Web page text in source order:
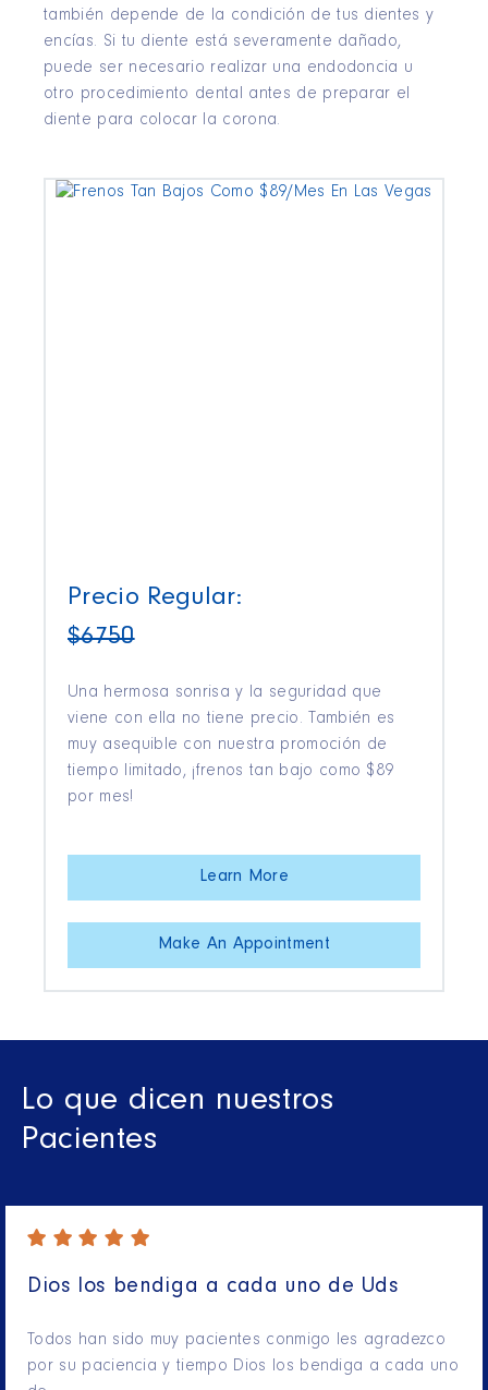
también depende de la condición de tus dientes y
encías. Si tu diente está severamente dañado,
puede ser necesario realizar una endodoncia u
otro procedimiento dental antes de preparar el
diente para colocar la corona.
Precio Regular:
$6750
Una hermosa sonrisa y la seguridad que
viene con ella no tiene precio. También es
muy asequible con nuestra promoción de
tiempo limitado, ¡frenos tan bajo como $89
por mes!
Learn More
Make An Appointment
Lo que dicen nuestros
Pacientes
Dios los bendiga a cada uno de Uds
Todos han sido muy pacientes conmigo les agradezco
por su paciencia y tiempo Dios los bendiga a cada uno